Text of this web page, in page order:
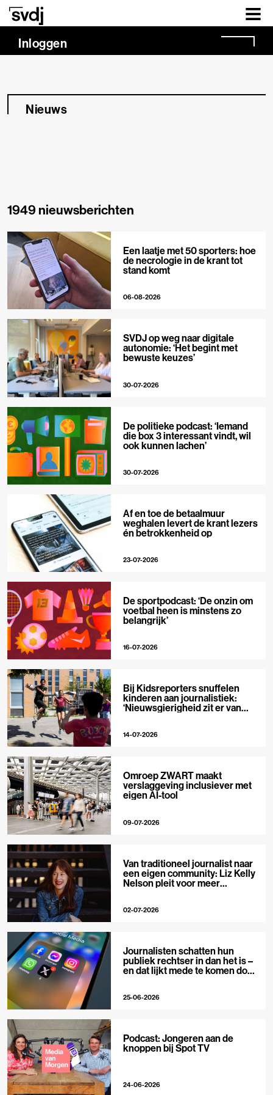
Naar hoofdinhoud
Inloggen
Nieuws
1949 nieuwsberichten
Een laatje met 50 sporters: hoe
de necrologie in de krant tot
stand komt
06-08-2026
SVDJ op weg naar digitale
autonomie: ‘Het begint met
bewuste keuzes’
30-07-2026
De politieke podcast: ‘Iemand
die box 3 interessant vindt, wil
ook kunnen lachen’
30-07-2026
Af en toe de betaalmuur
weghalen levert de krant lezers
én betrokkenheid op
23-07-2026
De sportpodcast: ‘De onzin om
voetbal heen is minstens zo
belangrijk’
16-07-2026
Bij Kidsreporters snuffelen
kinderen aan journalistiek:
‘Nieuwsgierigheid zit er van
14-07-2026
Omroep ZWART maakt
verslaggeving inclusiever met
eigen AI-tool
09-07-2026
Van traditioneel journalist naar
een eigen community: Liz Kelly
Nelson pleit voor meer
02-07-2026
Journalisten schatten hun
publiek rechtser in dan het is –
en dat lijkt mede te komen door
25-06-2026
Podcast: Jongeren aan de
knoppen bij Spot TV
24-06-2026